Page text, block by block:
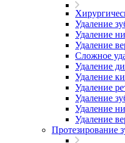
Удаление
Удаление
Удаление
Сложное
Удаление
Удаление
Удаление
Удаление
Удаление
Удаление
Протезирование